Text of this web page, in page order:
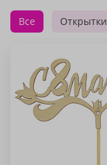
Все Открытки